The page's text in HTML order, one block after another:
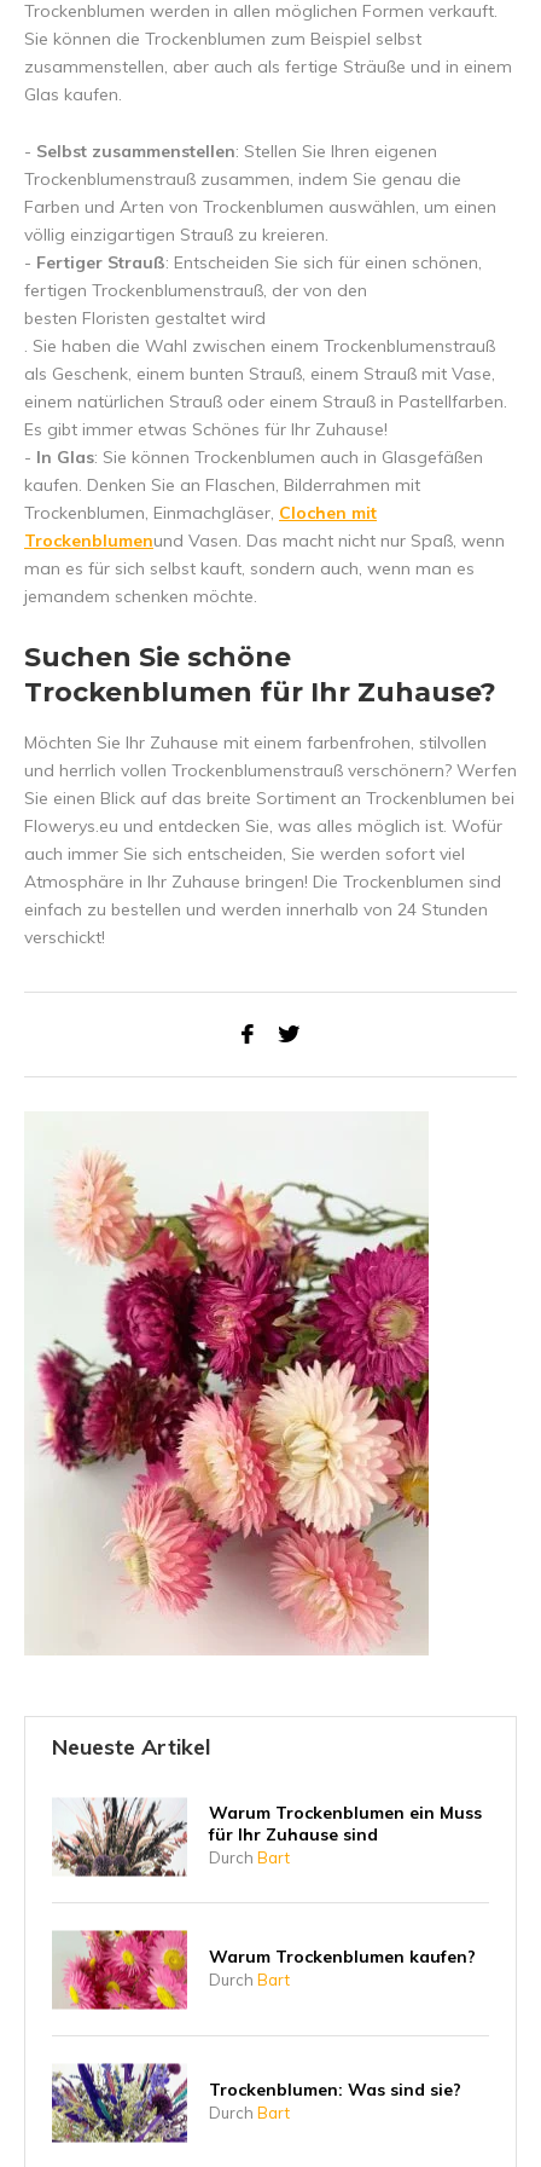
Trockenblumen werden in allen möglichen Formen verkauft.
Sie können die Trockenblumen zum Beispiel selbst
zusammenstellen, aber auch als fertige Sträuße und in einem
Glas kaufen.
- Selbst zusammenstellen: Stellen Sie Ihren eigenen
Trockenblumenstrauß zusammen, indem Sie genau die
Farben und Arten von Trockenblumen auswählen, um einen
völlig einzigartigen Strauß zu kreieren.
- Fertiger Strauß: Entscheiden Sie sich für einen schönen,
fertigen Trockenblumenstrauß, der von den
besten Floristen gestaltet wird
. Sie haben die Wahl zwischen einem Trockenblumenstrauß
als Geschenk, einem bunten Strauß, einem Strauß mit Vase,
einem natürlichen Strauß oder einem Strauß in Pastellfarben.
Es gibt immer etwas Schönes für Ihr Zuhause!
- In Glas: Sie können Trockenblumen auch in Glasgefäßen
kaufen. Denken Sie an Flaschen, Bilderrahmen mit
Trockenblumen, Einmachgläser, Clochen mit
Trockenblumenund Vasen. Das macht nicht nur Spaß, wenn
man es für sich selbst kauft, sondern auch, wenn man es
jemandem schenken möchte.
Suchen Sie schöne
Trockenblumen für Ihr Zuhause?
Möchten Sie Ihr Zuhause mit einem farbenfrohen, stilvollen
und herrlich vollen Trockenblumenstrauß verschönern? Werfen
Sie einen Blick auf das breite Sortiment an Trockenblumen bei
Flowerys.eu und entdecken Sie, was alles möglich ist. Wofür
auch immer Sie sich entscheiden, Sie werden sofort viel
Atmosphäre in Ihr Zuhause bringen! Die Trockenblumen sind
einfach zu bestellen und werden innerhalb von 24 Stunden
verschickt!
Neueste Artikel
Warum Trockenblumen ein Muss
für Ihr Zuhause sind
Durch Bart
Warum Trockenblumen kaufen?
Durch Bart
Trockenblumen: Was sind sie?
Durch Bart
5% Rabatt
Melden Sie sich für unseren Newsletter an, um über unsere
neuesten Produkte auf dem Laufenden zu bleiben, und
erhalten Sie
Subscribe
Nutzen Sie den Rabattcode schnell, bevor er abläuft!